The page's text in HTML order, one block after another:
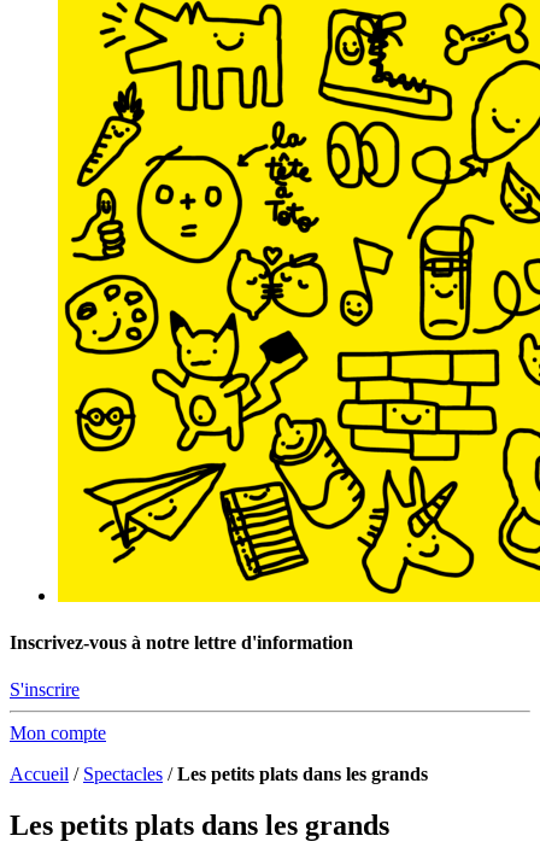
Inscrivez-vous à notre lettre d'information
S'inscrire
Mon compte
Accueil / Spectacles /Les petits plats dans les grands
Les petits plats dans les grands